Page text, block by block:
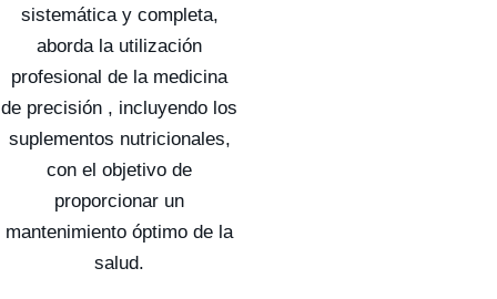
sistemática y completa,
aborda la utilización
profesional de la medicina
de precisión , incluyendo los
suplementos nutricionales,
con el objetivo de
proporcionar un
mantenimiento óptimo de la
salud.